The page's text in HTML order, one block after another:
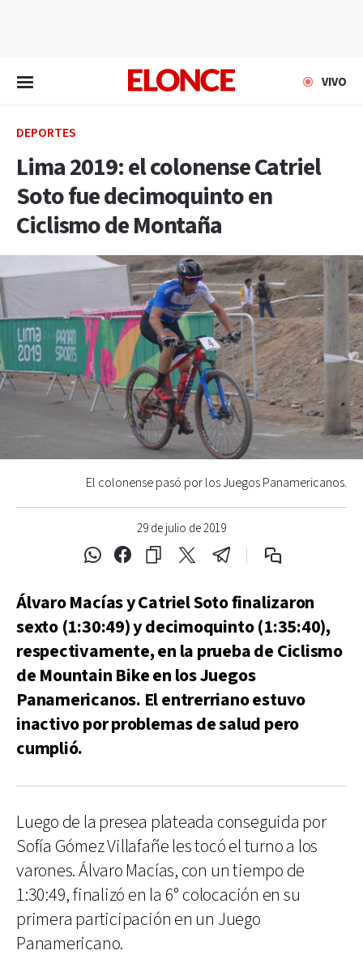
VIVO
DEPORTES
Lima 2019: el colonense Catriel
Soto fue decimoquinto en
Ciclismo de Montaña
29 de julio de 2019
El colonense pasó por los Juegos Panamericanos.
Álvaro Macías y Catriel Soto finalizaron
sexto (1:30:49) y decimoquinto (1:35:40),
respectivamente, en la prueba de Ciclismo
de Mountain Bike en los Juegos
Panamericanos. El entrerriano estuvo
inactivo por problemas de salud pero
cumplió.
Luego de la presea plateada conseguida por
Sofía Gómez Villafañe les tocó el turno a los
varones. Álvaro Macías, con un tiempo de
1:30:49, finalizó en la 6° colocación en su
primera participación en un Juego
Panamericano.